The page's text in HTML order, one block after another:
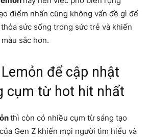
điểm nhấn cũng không vấn đề gì để
sức sống trong sức trẻ và khiến
sắc hơn.
để cập nhật
cụm từ hot hit nhất
thì còn có nhiều cụm từ sáng tạo
Gen Z khiến mọi người tìm hiểu và